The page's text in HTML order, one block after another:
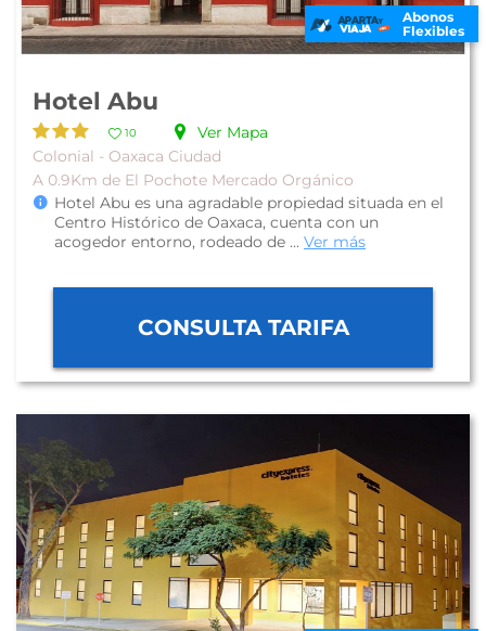
Abonos
Flexibles
Hotel Abu
10
Ver Mapa
Colonial - Oaxaca Ciudad
A 0.9Km de El Pochote Mercado Orgánico
Hotel Abu es una agradable propiedad situada en el
Centro Histórico de Oaxaca, cuenta con un
acogedor entorno, rodeado de ... Ver más
CONSULTA TARIFA